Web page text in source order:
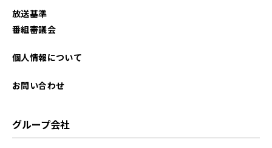
2025年09月
2025年06月
放送基準
番組審議会
個人情報について
お問い合わせ
グループ会社